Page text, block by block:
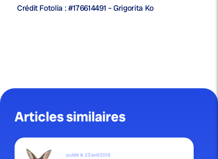
Crédit Fotolia : #176614491 – Grigorita Ko
Articles similaires
publié le 23 avril 2018